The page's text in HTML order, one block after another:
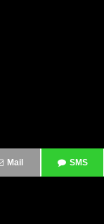
Mail SMS